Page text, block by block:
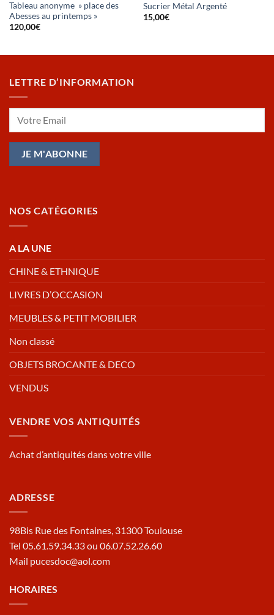
Tableau anonyme » place des
Abesses au printemps »
120,00€
Sucrier Métal Argenté
15,00€
LETTRE D’INFORMATION
NOS CATÉGORIES
A LA UNE
CHINE & ETHNIQUE
LIVRES D’OCCASION
MEUBLES & PETIT MOBILIER
Non classé
OBJETS BROCANTE & DECO
VENDUS
VENDRE VOS ANTIQUITÉS
Achat d’antiquités dans votre ville
ADRESSE
98Bis Rue des Fontaines, 31300 Toulouse
Tel 05.61.59.34.33 ou 06.07.52.26.60
Mail pucesdoc@aol.com
HORAIRES